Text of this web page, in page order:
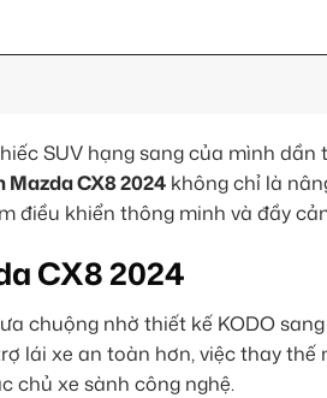
SUV hạng sang của mình dần
Mazda CX8 2024 không chỉ là
điều khiển thông minh và đầy
CX8 2024
chuộng nhờ thiết kế KODO
lái xe an toàn hơn, việc thay
chủ xe sành công nghệ.